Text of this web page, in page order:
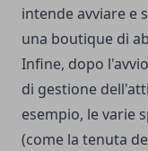
intende avviare e
una boutique di
Infine, dopo
di gestione
esempio, le varie
(come la tenuta